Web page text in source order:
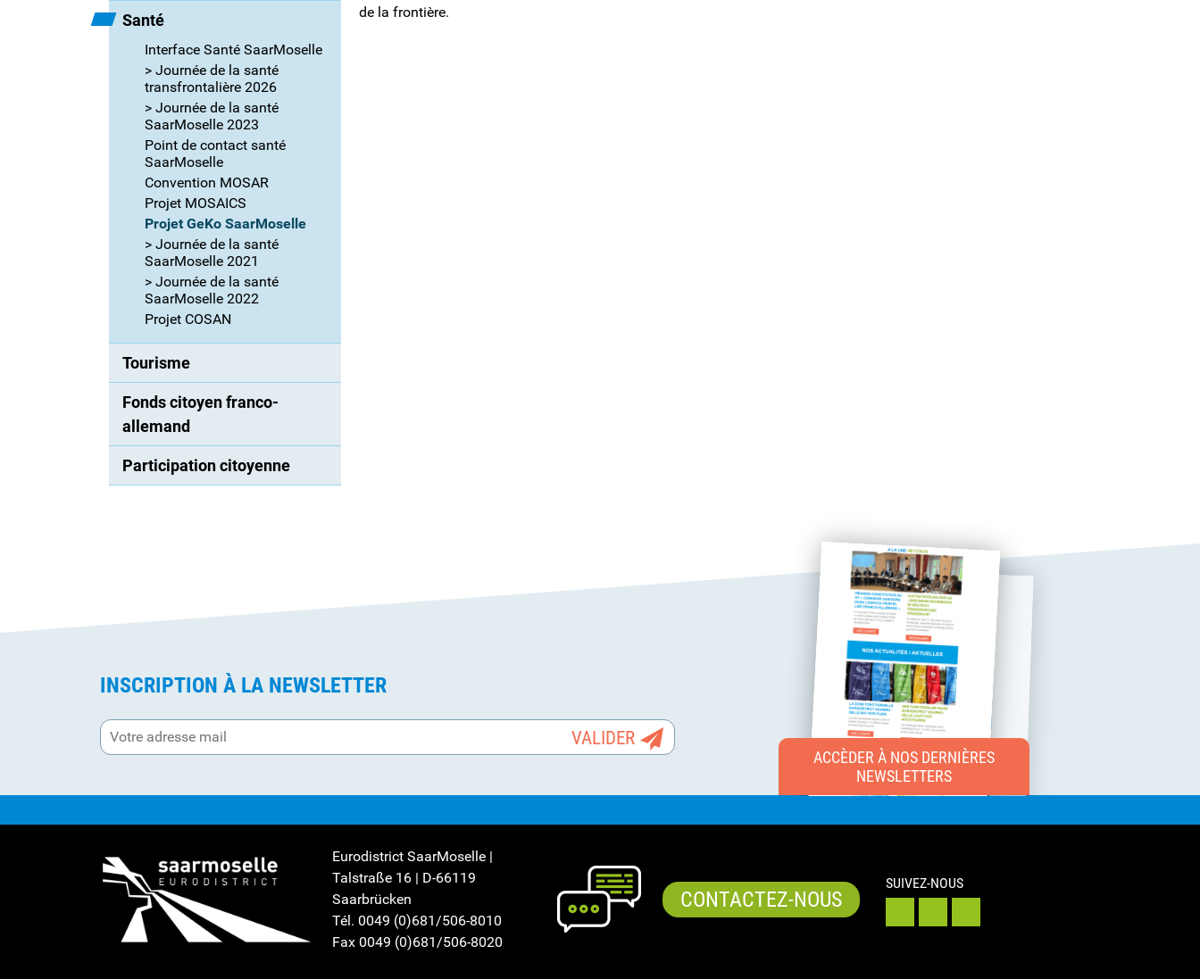
de la frontière.
Santé
Interface Santé SaarMoselle
> Journée de la santé
transfrontalière 2026
> Journée de la santé
SaarMoselle 2023
Point de contact santé
SaarMoselle
Convention MOSAR
Projet MOSAICS
Projet GeKo SaarMoselle
> Journée de la santé
SaarMoselle 2021
> Journée de la santé
SaarMoselle 2022
Projet COSAN
Tourisme
Fonds citoyen franco-
allemand
Participation citoyenne
INSCRIPTION À LA NEWSLETTER
ACCÈDER À NOS DERNIÈRES
NEWSLETTERS
Eurodistrict SaarMoselle |
Talstraße 16 | D-66119
Saarbrücken
Tél. 0049 (0)681/506-8010
Fax 0049 (0)681/506-8020
CONTACTEZ-NOUS
SUIVEZ-NOUS